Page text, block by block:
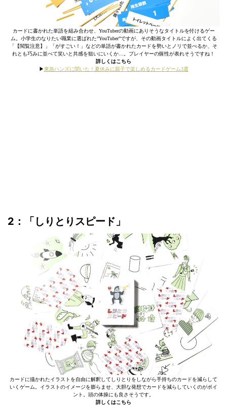
カードに書かれた単語を組み合わせ、YouTuberの動画にありそうなタイトルを付けるゲー
ム。小学生のなりたい職業に選ばれた”YouTuber”ですが、その動画タイトルによく出てくる
「【閲覧注意】」「がすごい！」などの単語が書かれたカードを勢いとノリで並べるか、そ
れとも巧みに並べて笑いと共感を狙いにいくか…。プレイヤーの個性が表れそうですね！
詳しくはこちら
▶︎東急ハンズに聞いた！夏休みに親子で楽しめるカードゲーム3選
2： 「しりとりスピード」
カードに描かれたイラストを自由に解釈してしりとりをしながら手持ちのカードを減らして
いくゲーム。イラストのイメージを膨らませ、大胆な発想でカードを減らしていくのがポイ
ント。頭の体操にも良さそうです。
詳しくはこちら